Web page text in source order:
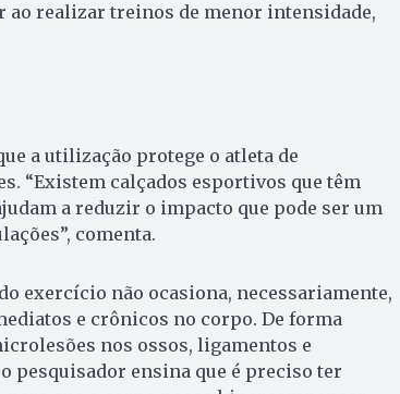
realizar treinos de menor intensidade,
a utilização protege o atleta de
“Existem calçados esportivos que têm
a reduzir o impacto que pode ser um
comenta.
exercício não ocasiona, necessariamente,
e crônicos no corpo. De forma
nos ossos, ligamentos e
pesquisador ensina que é preciso ter